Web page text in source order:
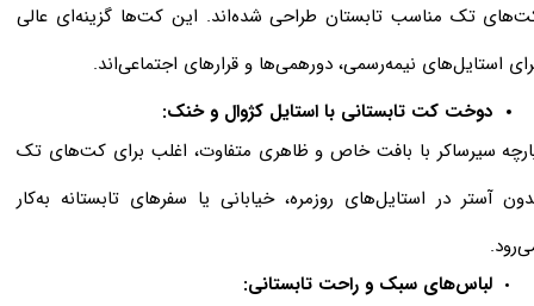
تک مناسب تابستان طراحی شده‌اند. این کت‌ها گزینه‌ای عالی
استایل‌های نیمه‌رسمی، دورهمی‌ها و قرارهای اجتماعی‌اند.
دوخت کت تابستانی با استایل کژوال و خنک:
سیرساکر با بافت خاص و ظاهری متفاوت، اغلب برای کت‌های تک
آستر در استایل‌های روزمره، خیابانی یا سفرهای تابستانه به‌کار
لباس‌های سبک و راحت تابستانی: